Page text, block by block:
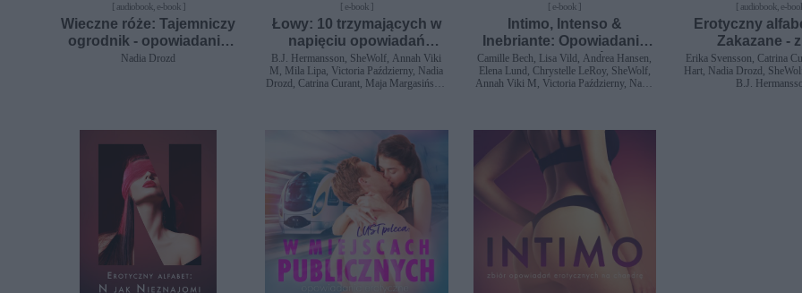
[ audiobook, e-book ]
Wieczne róże: Tajemniczy
ogrodnik - opowiadanie
erotyczne
Nadia Drozd
[ e-book ]
Łowy: 10 trzymających w
napięciu opowiadań
erotycznych
B.J. Hermansson, SheWolf, Annah Viki
M, Mila Lipa, Victoria Październy, Nadia
Drozd, Catrina Curant, Maja Margasińska,
[ e-book ]
Intimo, Intenso &
Inebriante: Opowiadania
erotyczne na różne
nastroje
Camille Bech, Lisa Vild, Andrea Hansen,
Elena Lund, Chrystelle LeRoy, SheWolf,
Annah Viki M, Victoria Październy, Nadia
Feder, Alessandra Red
[ audiobook, e-
Erotyczny
Zakazane -
Erika Svensson, Catrina
Hart, Nadia Drozd,
B.J.